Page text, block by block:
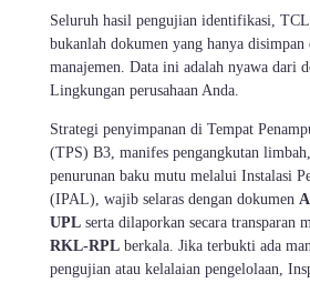
Seluruh hasil pengujian identifikasi,
bukanlah dokumen yang hanya
manajemen. Data ini adalah nyawa dari
Lingkungan perusahaan Anda.
Strategi penyimpanan di Tempat
(TPS) B3, manifes pengangkutan
penurunan baku mutu melalui Instalasi
(IPAL), wajib selaras dengan dokumen
UPL serta dilaporkan secara transparan
RKL-RPL berkala. Jika terbukti ada
pengujian atau kelalaian pengelolaan,